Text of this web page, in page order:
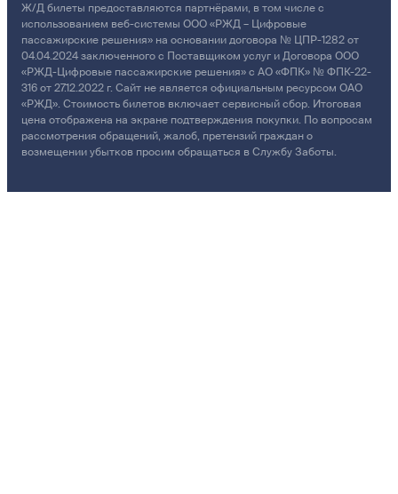
Ж/Д билеты предоставляются партнёрами, в том числе с
использованием веб-системы ООО «РЖД – Цифровые
пассажирские решения» на основании договора № ЦПР-1282 от
04.04.2024 заключенного с Поставщиком услуг и Договора ООО
«РЖД-Цифровые пассажирские решения» с АО «ФПК» № ФПК-22-
316 от 27.12.2022 г. Сайт не является официальным ресурсом ОАО
«РЖД». Стоимость билетов включает сервисный сбор. Итоговая
цена отображена на экране подтверждения покупки. По вопросам
рассмотрения обращений, жалоб, претензий граждан о
возмещении убытков просим обращаться в Службу Заботы.